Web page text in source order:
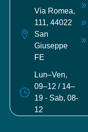
Via Romea,
111, 44022
San
Giuseppe
FE
Lun–Ven,
09–12 / 14–
19 - Sab, 08-
12